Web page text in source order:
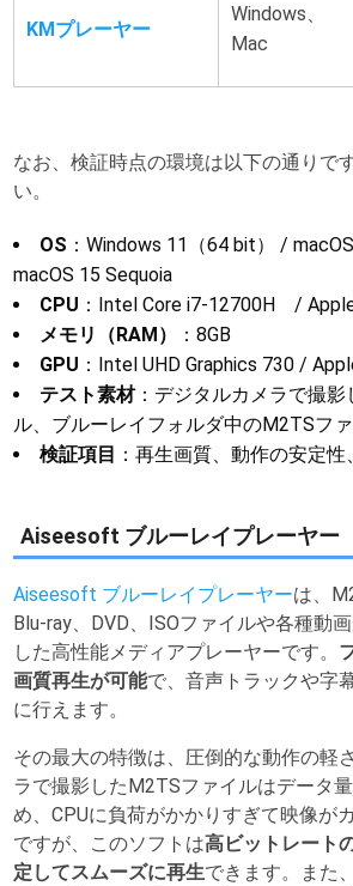
KMプレーヤー
Windows、
Mac
なお、検証時点の環境は以下の通りで
い。
OS ：Windows 11（64 bit） / macOS
macOS 15 Sequoia
CPU ：Intel Core i7-12700H /
メモリ（RAM）
：8GB
GPU ：Intel UHD Graphics 730 /
テスト素材：デジタルカメラで撮影
ル、ブルーレイフォルダ中のM2TSフ
検証項目 ：再生画質、動作の安定
Aiseesoft ブルーレイプレーヤー
Aiseesoft ブルーレイプレーヤーは、
Blu-ray、DVD、ISOファイルや各種動
した高性能メディアプレーヤーです。
画質再生が可能で、音声トラックや字
に行えます。
その最大の特徴は、圧倒的な動作の軽
ラで撮影したM2TSファイルはデータ
め、CPUに負荷がかかりすぎて映像が
ですが、このソフトは高ビットレート
定してスムーズに再生できます。また